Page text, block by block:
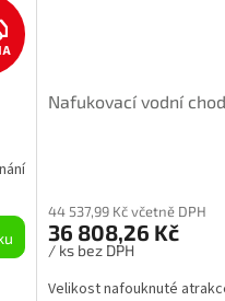
Z
D
R
M
A
Nafukovací vodní
44 537,99 Kč včetně DPH
36 808,26 Kč
/ ks bez DPH
Velikost nafouknuté